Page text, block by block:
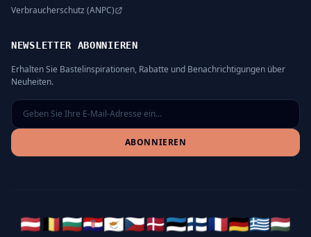
Verbraucherschutz (ANPC)
NEWSLETTER ABONNIEREN
Erhalten Sie Bastelinspirationen, Rabatte und Benachrichtigungen über
Neuheiten.
ABONNIEREN
🇦🇹🇧🇪🇧🇬🇭🇷🇨🇾🇨🇿🇩🇰🇪🇪🇫🇮🇫🇷🇩🇪🇬🇷🇭🇺